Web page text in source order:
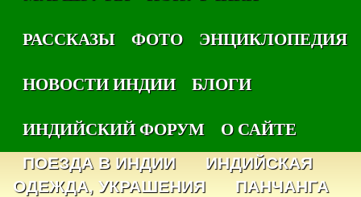
РАССКАЗЫ
ФОТО
ЭНЦИКЛОПЕДИЯ
НОВОСТИ ИНДИИ
БЛОГИ
ИНДИЙСКИЙ ФОРУМ
О САЙТЕ
ПОЕЗДА В ИНДИИ
ИНДИЙСКАЯ
ОДЕЖДА, УКРАШЕНИЯ
ПАНЧАНГА